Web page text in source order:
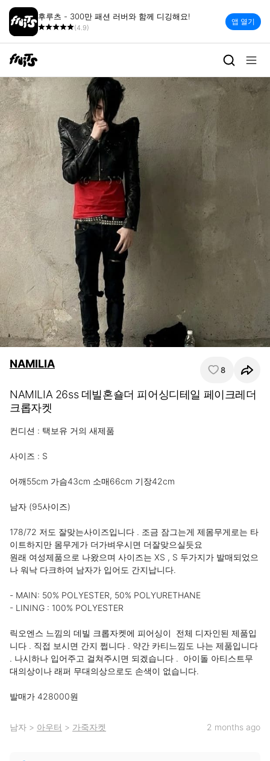
후루츠 - 300만 패션 러버와 함께 디깅해요!
(4.9)
앱 열기
NAMILIA 8
NAMILIA 26ss 데빌혼숄더 피어싱디테일 페이크레더
크롭자켓
컨디션 : 택보유 거의 새제품
사이즈 : S
어깨55cm 가슴43cm 소매66cm 기장42cm
남자 (95사이즈)
178/72 저도 잘맞는사이즈입니다 . 조금 잠그는게 제몸무게로는 타
이트하지만 몸무게가 더가벼우시면 더잘맞으실듯요
원래 여성제품으로 나왔으며 사이즈는 XS , S 두가지가 발매되었으
나 워낙 다크하여 남자가 입어도 간지납니다.
- MAIN: 50% POLYESTER, 50% POLYURETHANE
- LINING : 100% POLYESTER
릭오엔스 느낌의 데빌 크롭자켓에 피어싱이  전체 디자인된 제품입
니다 . 직접 보시면 간지 쩝니다 . 약간 카티느낌도 나는 제품입니다
. 나시하나 입어주고 걸쳐주시면 되겠습니다 .  아이돌 아티스트무
대의상이나 래퍼 무대의상으로도 손색이 없습니다.
발매가 428000원
남자 > 아우터 > 가죽자켓 2 months ago